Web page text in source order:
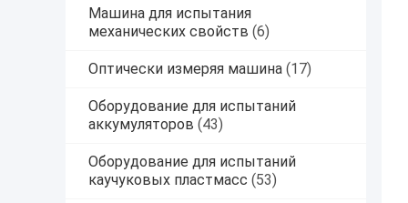
Машина для испытания
механических свойств (6)
Оптически измеряя машина (17)
Оборудование для испытаний
аккумуляторов (43)
Оборудование для испытаний
каучуковых пластмасс (53)